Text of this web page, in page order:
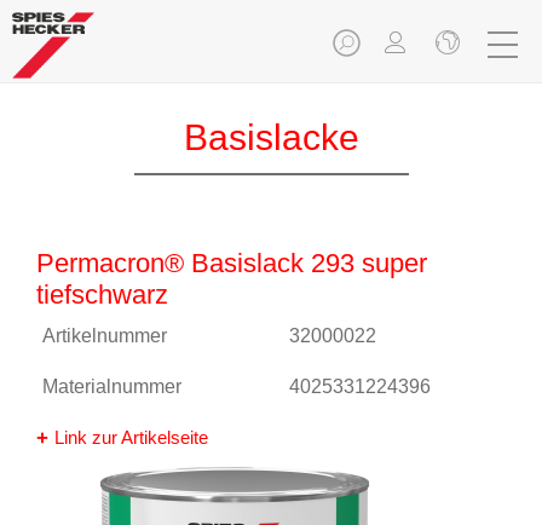
Basislacke
Permacron® Basislack 293 super
tiefschwarz
Artikelnummer 32000022
Materialnummer 4025331224396
Link zur Artikelseite